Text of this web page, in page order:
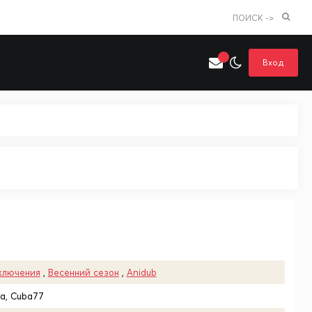
ПОИСК ->
Вход
Весенний сезон Anidub
Cuba77